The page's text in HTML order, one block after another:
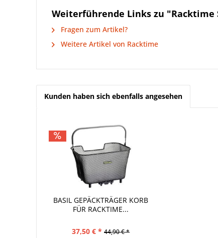
Weiterführende Links zu "Racktime
Fragen zum Artikel?
Weitere Artikel von Racktime
Kunden haben sich ebenfalls angesehen
BASIL GEPÄCKTRÄGER KORB
FÜR RACKTIME...
37,50 € * 44,90 € *